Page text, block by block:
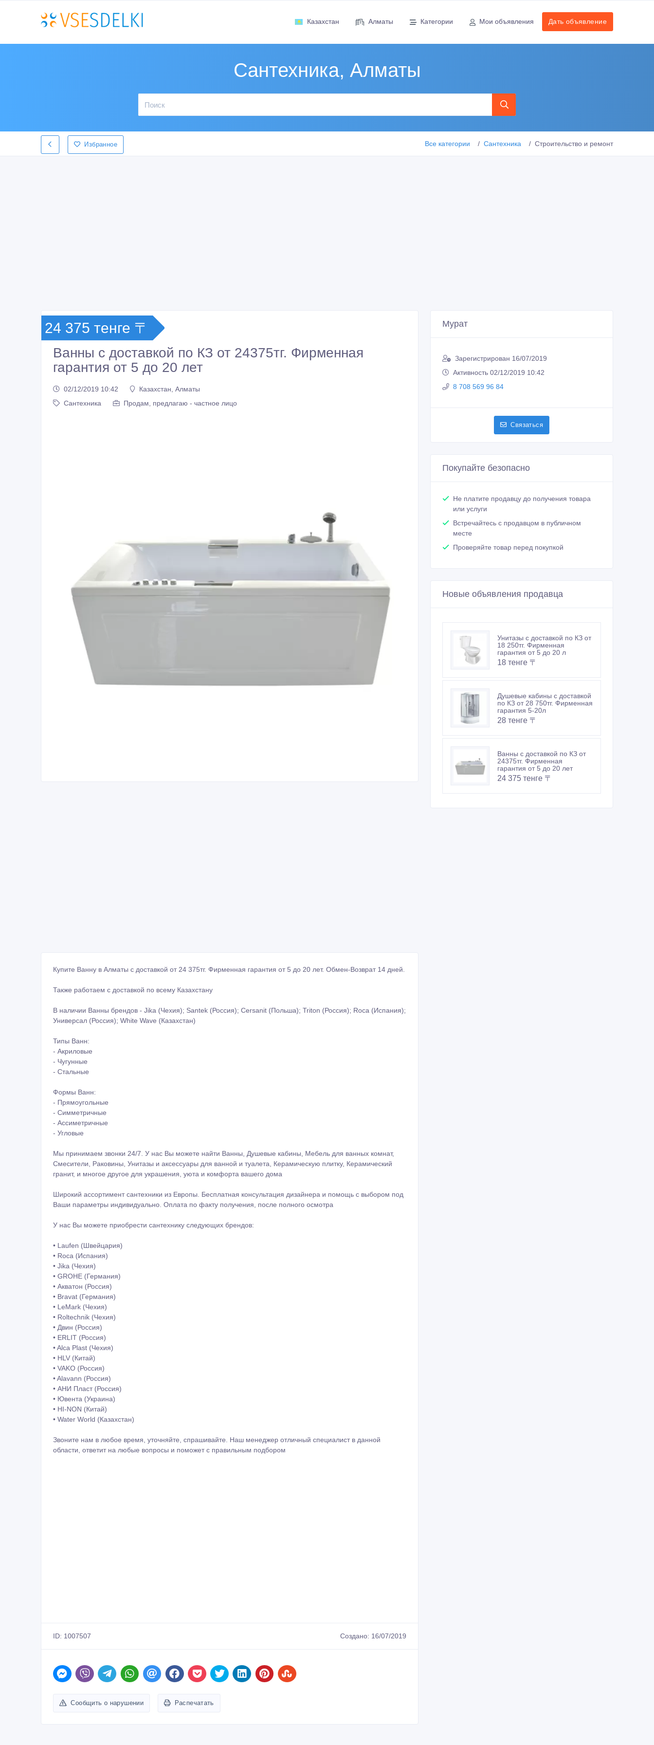
Казахстан Алматы Категории Мои объявления Дать объявление
Сантехника, Алматы
Избранное Все категории Сантехника Строительство и ремонт
24 375 тенге 〒
Ванны с доставкой по КЗ от 24375тг. Фирменная
гарантия от 5 до 20 лет
02/12/2019 10:42
Казахстан, Алматы
Сантехника
Продам, предлагаю - частное лицо
Купите Ванну в Алматы с доставкой от 24 375тг. Фирменная гарантия от 5 до 20 лет. Обмен-Возврат 14 дней.
Также работаем с доставкой по всему Казахстану
В наличии Ванны брендов - Jika (Чехия); Santek (Россия); Cersanit (Польша); Triton (Россия); Roca (Испания);
Универсал (Россия); White Wave (Казахстан)
Типы Ванн:
- Акриловые
- Чугунные
- Стальные
Формы Ванн:
- Прямоугольные
- Симметричные
- Ассиметричные
- Угловые
Мы принимаем звонки 24/7. У нас Вы можете найти Ванны, Душевые кабины, Мебель для ванных комнат,
Смесители, Раковины, Унитазы и аксессуары для ванной и туалета, Керамическую плитку, Керамический
гранит, и многое другое для украшения, уюта и комфорта вашего дома
Широкий ассортимент сантехники из Европы. Бесплатная консультация дизайнера и помощь с выбором под
Ваши параметры индивидуально. Оплата по факту получения, после полного осмотра
У нас Вы можете приобрести сантехнику следующих брендов:
• Laufen (Швейцария)
• Roca (Испания)
• Jika (Чехия)
• GROHE (Германия)
• Акватон (Россия)
• Bravat (Германия)
• LeMark (Чехия)
• Roltechnik (Чехия)
• Двин (Россия)
• ERLIT (Россия)
• Alca Plast (Чехия)
• HLV (Китай)
• VAKO (Россия)
• Alavann (Россия)
• АНИ Пласт (Россия)
• Ювента (Украина)
• HI-NON (Китай)
• Water World (Казахстан)
Звоните нам в любое время, уточняйте, спрашивайте. Наш менеджер отличный специалист в данной
области, ответит на любые вопросы и поможет с правильным подбором
ID: 1007507 Создано: 16/07/2019
Сообщить о нарушении Распечатать
Мурат
Зарегистрирован 16/07/2019
Активность 02/12/2019 10:42
8 708 569 96 84
Связаться
Покупайте безопасно
Не платите продавцу до получения товара
или услуги
Встречайтесь с продавцом в публичном
месте
Проверяйте товар перед покупкой
Новые объявления продавца
Унитазы с доставкой по КЗ от
18 250тг. Фирменная
гарантия от 5 до 20 л
18 тенге 〒
Душевые кабины с доставкой
по КЗ от 28 750тг. Фирменная
гарантия 5-20л
28 тенге 〒
Ванны с доставкой по КЗ от
24375тг. Фирменная
гарантия от 5 до 20 лет
24 375 тенге 〒